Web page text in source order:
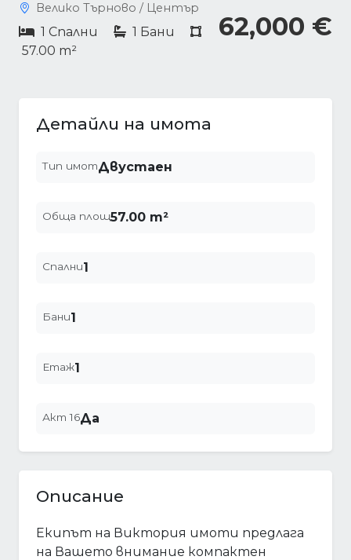
62,000 €
Велико Търново / Център
1 Спални
1 Бани
57.00 m²
Детайли на имота
Тип имотДвустаен
Обща площ57.00 m²
Спални1
Бани1
Етаж1
Акт 16Да
Описание
Екипът на Виктория имоти предлага
на Вашето внимание компактен